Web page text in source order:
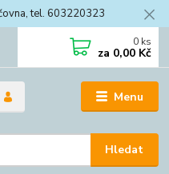
tel. 603220323
Menu
Hledat
0 ks
za 0,00 Kč